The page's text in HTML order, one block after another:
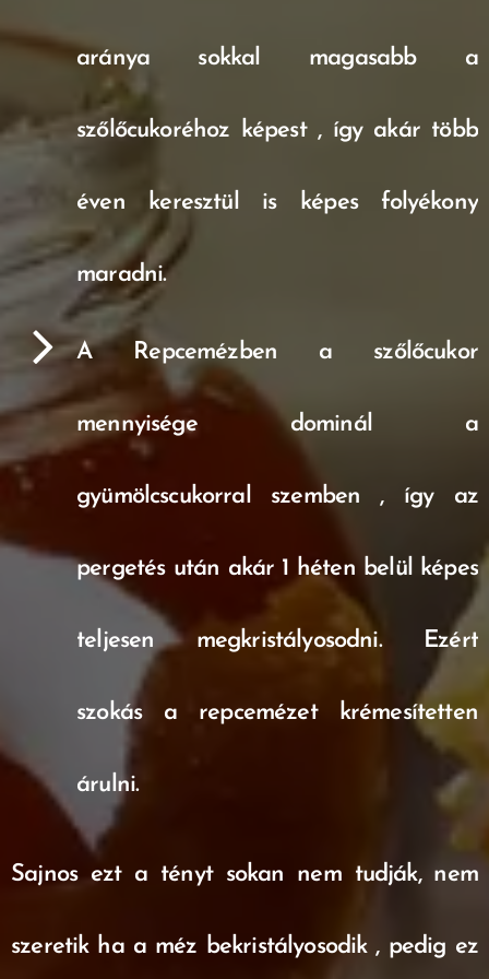
aránya sokkal magasabb a
szőlőcukoréhoz képest , így akár több
éven keresztül is képes folyékony
maradni.
A Repcemézben a szőlőcukor
mennyisége dominál a
gyümölcscukorral szemben , így az
pergetés után akár 1 héten belül képes
teljesen megkristályosodni. Ezért
szokás a repcemézet krémesítetten
árulni.
Sajnos ezt a tényt sokan nem tudják, nem
szeretik ha a méz bekristályosodik , pedig ez